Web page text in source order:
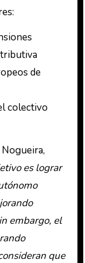
de
colectivo
es lograr
embargo, el
que